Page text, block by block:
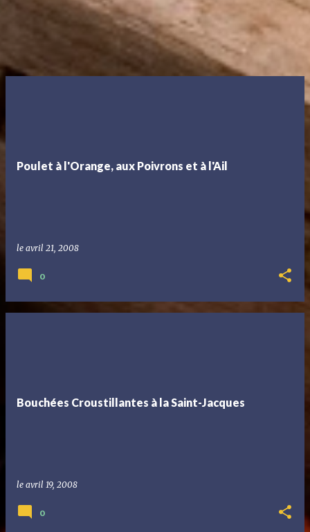
Poulet à l'Orange, aux Poivrons et à l'Ail
le avril 21, 2008
0
Bouchées Croustillantes à la Saint-Jacques
le avril 19, 2008
0